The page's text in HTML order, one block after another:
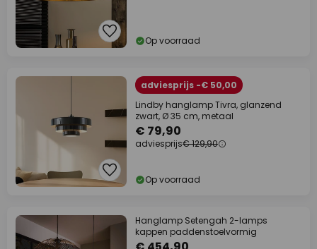
Op voorraad
adviesprijs -€ 50,00
Lindby hanglamp Tivra, glanzend
zwart, Ø 35 cm, metaal
€ 79,90
adviesprijs€ 129,90
Op voorraad
Hanglamp Setengah 2-lamps
kappen paddenstoelvormig